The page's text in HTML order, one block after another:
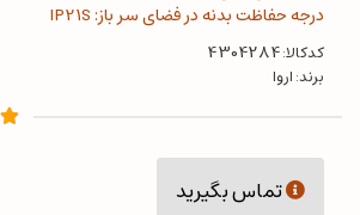
درجه حفاظت بدنه در فضای سر باز: IP21S
کدکالا:
برند:اروا
تماس بگیرید